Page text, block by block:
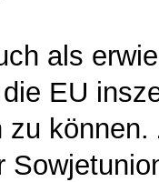
als
EU
zu